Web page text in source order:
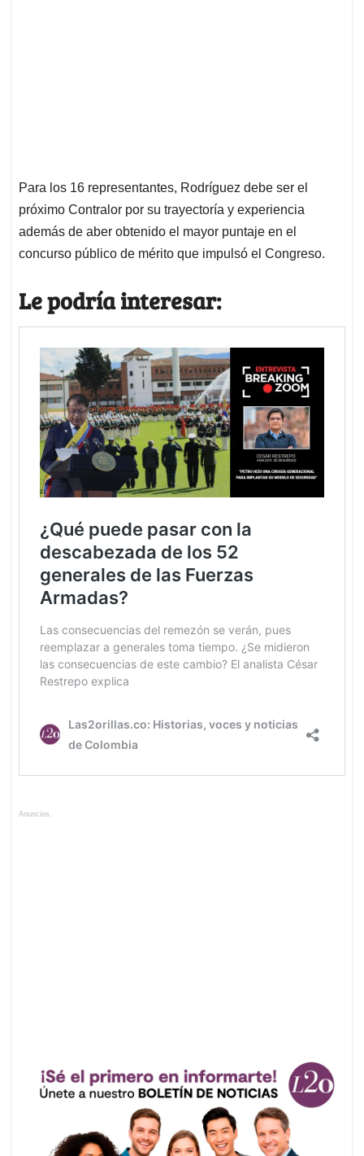
Para los 16 representantes, Rodríguez debe ser el
próximo Contralor por su trayectoría y experiencia
además de aber obtenido el mayor puntaje en el
concurso público de mérito que impulsó el Congreso.
Le podría interesar:
Anuncios.